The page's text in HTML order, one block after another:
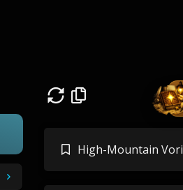
High-Mountain Vori